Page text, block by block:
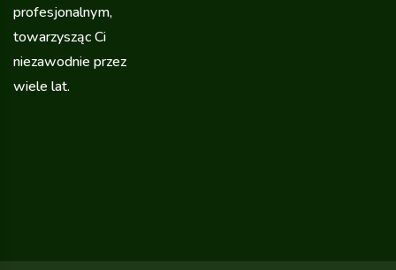
profesjonalnym,
towarzysząc Ci
niezawodnie przez
wiele lat.